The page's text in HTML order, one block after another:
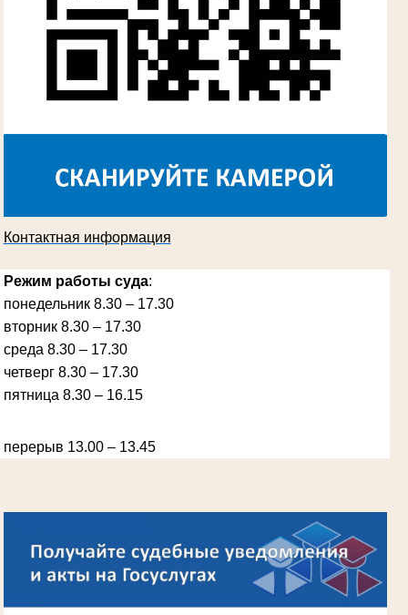
Ануприенко Иван Васильевич
Участник Великой Отечественной войны
Председатель Губкинского районного
народного суда
в период с 1965 по 1984 гг.
Контактная информация
Режим работы суда:
понедельник 8.30 – 17.30
вторник 8.30 – 17.30
среда 8.30 – 17.30
четверг 8.30 – 17.30
пятница 8.30 – 16.15
перерыв 13.00 – 13.45